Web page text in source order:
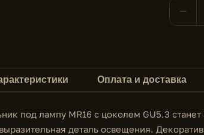
−
Оплата и доставка
под лампу MR16 с цоколем GU5.3
деталь освещения.